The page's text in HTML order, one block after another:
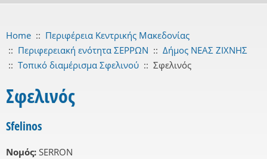
Home :: Περιφέρεια Κεντρικής Μακεδονίας
:: Περιφερειακή ενότητα ΣΕΡΡΩΝ :: Δήμος ΝΕΑΣ ΖΙΧΝΗΣ
:: Τοπικό διαμέρισμα Σφελινού :: Σφελινός
Σφελινός
Sfelinos
Νομός: SERRON